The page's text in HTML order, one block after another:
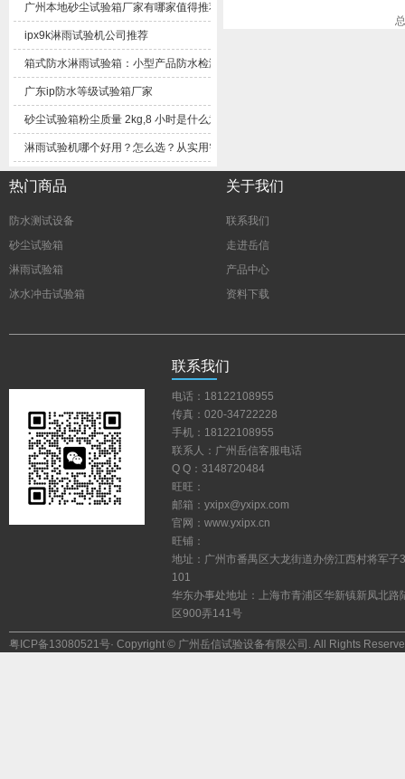
广州本地砂尘试验箱厂家有哪家值得推荐
ipx9k淋雨试验机公司推荐
箱式防水淋雨试验箱：小型产品防水检测实用设备解析
广东ip防水等级试验箱厂家
砂尘试验箱粉尘质量2kg,8小时是什么意思？
淋雨试验机哪个好用？怎么选？从实用需求客观梳理选购思路
热门商品
防水测试设备
砂尘试验箱
淋雨试验箱
冰水冲击试验箱
关于我们
联系我们
走进岳信
产品中心
资料下载
联系我们
电话：18122108955
传真：020-34722228
手机：18122108955
联系人：广州岳信客服电话
QQ：3148720484
旺旺：
邮箱：yxipx@yxipx.com
官网：www.yxipx.cn
旺铺：
地址：广州市番禺区大龙街道办傍江西村将军子
101
华东办事处地址：上海市青浦区华新镇新凤北路
区900弄141号
粤ICP备13080521号·Copyright©广州岳信试验设备有限公司